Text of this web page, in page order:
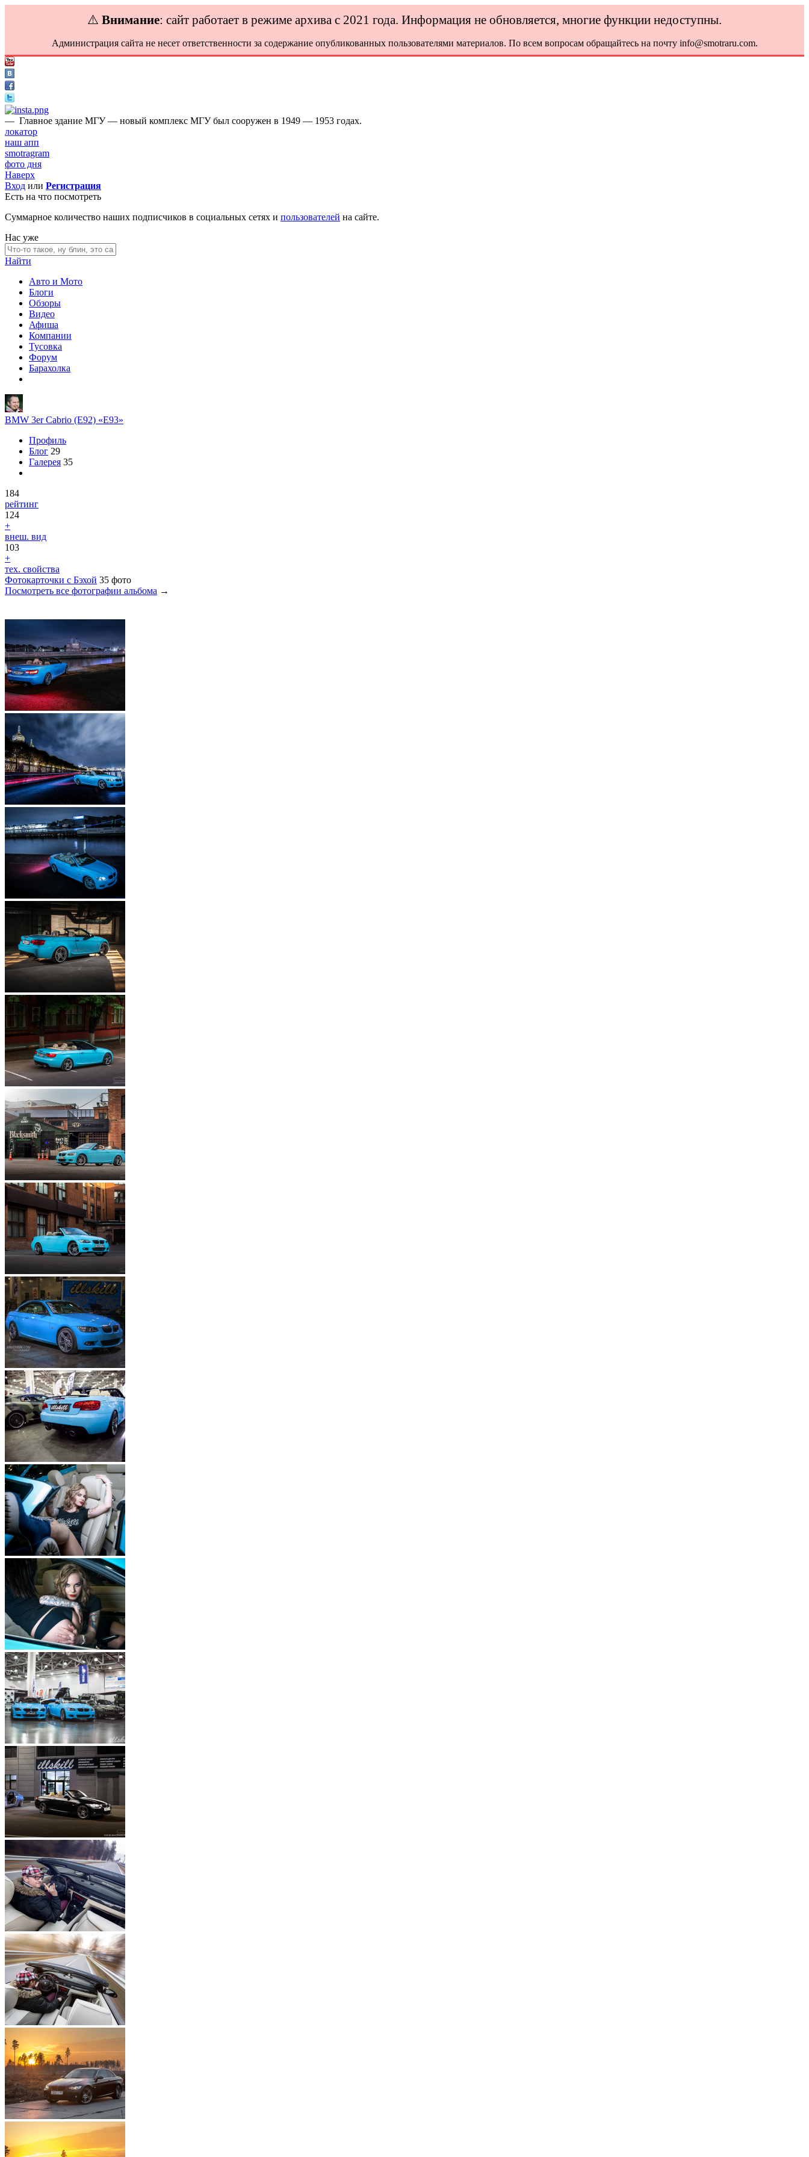
⚠️ Внимание: сайт работает в режиме архива с 2021 года. Информация не обновляется, многие функции недоступны.
Администрация сайта не несет ответственности за содержание опубликованных пользователями материалов. По всем вопросам обращайтесь на почту info@smotraru.com.
— Главное здание МГУ — новый комплекс МГУ был сооружен в 1949 — 1953 годах.
локатор
наш апп
smotragram
фото дня
Наверх
Вход или Регистрация
Есть на что посмотреть
Суммарное количество наших подписчиков в социальных сетях и пользователей на сайте.
Нас уже
Найти
Авто и Мото
Блоги
Обзоры
Видео
Афиша
Компании
Тусовка
Форум
Барахолка
BMW 3er Cabrio (E92) «Е93»
Профиль
Блог 29
Галерея 35
184
рейтинг
124
+
внеш. вид
103
+
тех. свойства
Фотокарточки с Бэхой 35 фото
Посмотреть все фотографии альбома →